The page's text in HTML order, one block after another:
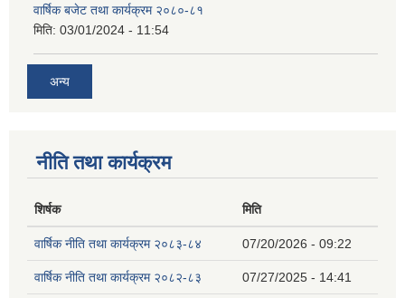
वार्षिक बजेट तथा कार्यक्रम २०८०-८१
मिति: 03/01/2024 - 11:54
अन्य
नीति तथा कार्यक्रम
शिर्षक मिति
वार्षिक नीति तथा कार्यक्रम २०८३-८४ 07/20/2026 - 09:22
वार्षिक नीति तथा कार्यक्रम २०८२-८३ 07/27/2025 - 14:41